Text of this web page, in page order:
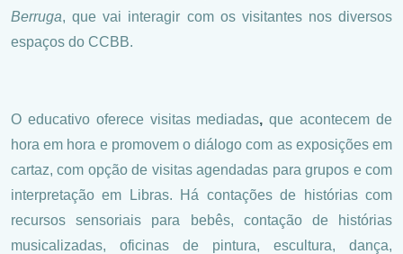
Berruga, que vai interagir com os visitantes nos diversos
espaços do CCBB.
O educativo oferece visitas mediadas, que acontecem de
hora em hora e promovem o diálogo com as exposições em
cartaz, com opção de visitas agendadas para grupos e com
interpretação em Libras. Há contações de histórias com
recursos sensoriais para bebês, contação de histórias
musicalizadas, oficinas de pintura, escultura, dança,